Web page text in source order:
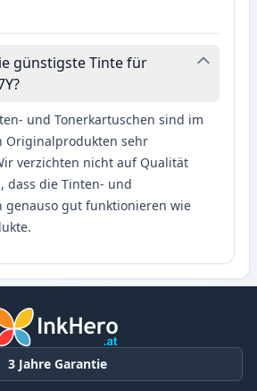
günstigste Tinte für
und Tonerkartuschen sind im
Originalprodukten sehr
verzichten nicht auf Qualität
dass die Tinten- und
genauso gut funktionieren wie
3 Jahre Garantie